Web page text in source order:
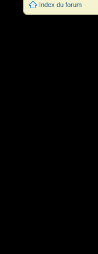
Index du forum